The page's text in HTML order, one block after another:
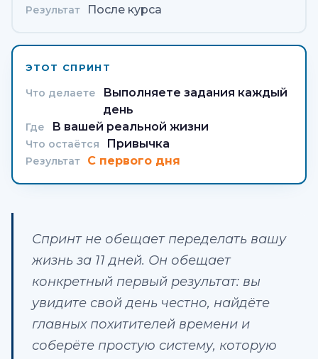
Результат После курса
ЭТОТ СПРИНТ
Что делаете
Выполняете задания каждый
день
Где В вашей реальной жизни
Что остаётся Привычка
Результат С первого дня
Спринт не обещает переделать вашу
жизнь за 11 дней. Он обещает
конкретный первый результат: вы
увидите свой день честно, найдёте
главных похитителей времени и
соберёте простую систему, которую